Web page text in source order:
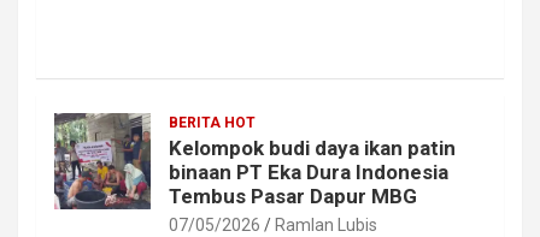
BERITA HOT
Kelompok budi daya ikan patin
binaan PT Eka Dura Indonesia
Tembus Pasar Dapur MBG
07/05/2026 Ramlan Lubis